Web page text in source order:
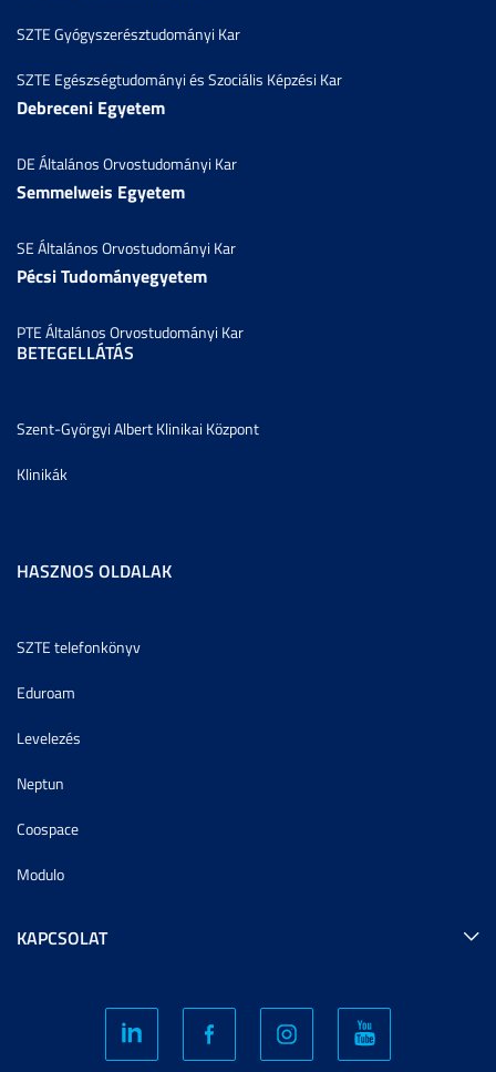
SZTE Gyógyszerésztudományi Kar
SZTE Egészségtudományi és Szociális Képzési Kar
Debreceni Egyetem
DE Általános Orvostudományi Kar
Semmelweis Egyetem
SE Általános Orvostudományi Kar
Pécsi Tudományegyetem
PTE Általános Orvostudományi Kar
BETEGELLÁTÁS
Szent-Györgyi Albert Klinikai Központ
Klinikák
HASZNOS OLDALAK
SZTE telefonkönyv
Eduroam
Levelezés
Neptun
Coospace
Modulo
KAPCSOLAT